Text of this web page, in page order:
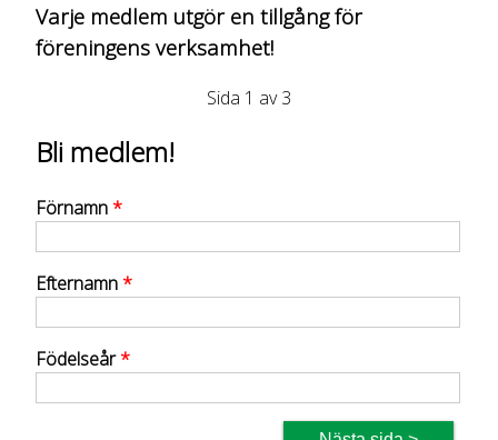
Varje medlem utgör en tillgång för
föreningens verksamhet!
Sida 1 av 3
Bli medlem!
Förnamn *
Efternamn *
Födelseår*